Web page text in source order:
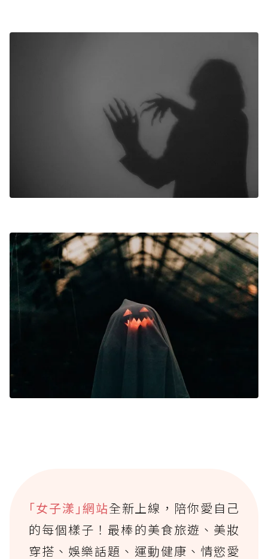
｢女子漾｣網站全新上線，陪你愛自己
的每個樣子！最棒的美食旅遊、美妝
穿搭、娛樂話題、運動健康、情慾愛